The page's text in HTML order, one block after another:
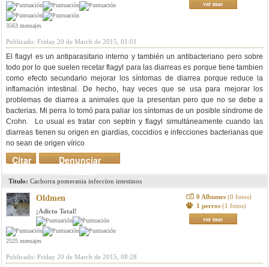
3563 mensajes
ver mas
Publicado: Friday 20 de March de 2015, 01:01
El flagyl es un antiparasitario interno y también un antibacteriano pero sobre
todo por lo que suelen recetar flagyl para las diarreas es porque tiene tambien
como efecto secundario mejorar los síntomas de diarrea porque reduce la
inflamación intestinal. De hecho, hay veces que se usa para mejorar los
problemas de diarrea a animales que la presentan pero que no se debe a
bacterias. Mi perra lo tomó para paliar los síntomas de un posible síndrome de
Crohn. Lo usual es tratar con septrin y flagyl simultáneamente cuando las
diarreas tienen su origen en giardias, coccidios e infecciones bacterianas que
no sean de origen vírico
Denunciar
mensaje
Citar
Titulo: Cachorra pomerania infeccion intestinos
Oldmen
¡Adicto Total!
2525 mensajes
0 Albumes (0 fotos)
1 perros (1 fotos)
ver mas
Publicado: Friday 20 de March de 2015, 08:28